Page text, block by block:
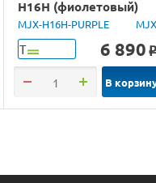
H16H (фиолетовый)
4WD 2.4G LED GPS
1/16 RTR
MJX-H16H-PURPLE MJX
Т 6 890 o
В